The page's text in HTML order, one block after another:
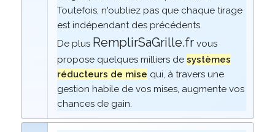
Toutefois, n'oubliez pas que chaque tirage
est indépendant des précédents.
De plus RemplirSaGrille.frvous
propose quelques milliers de systèmes
réducteurs de mise qui, à travers une
gestion habile de vos mises, augmente vos
chances de gain.